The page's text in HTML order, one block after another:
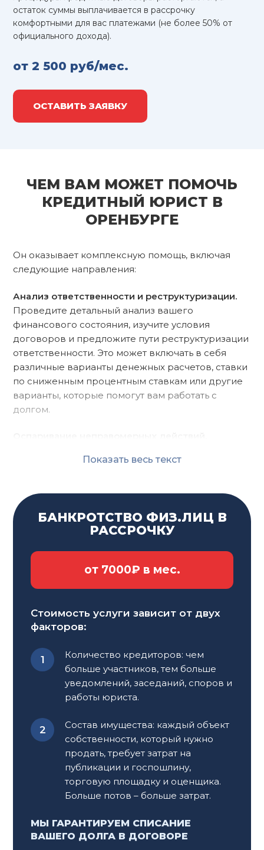
остаток суммы выплачивается в рассрочку
комфортными для вас платежами (не более 50% от
официального дохода).
от 2 500 руб/мес.
ОСТАВИТЬ ЗАЯВКУ
ЧЕМ ВАМ МОЖЕТ ПОМОЧЬ
КРЕДИТНЫЙ ЮРИСТ В
ОРЕНБУРГЕ
Он оказывает комплексную помощь, включая
следующие направления:
Анализ ответственности и реструктуризации.
Проведите детальный анализ вашего
финансового состояния, изучите условия
договоров и предложите пути реструктуризации
ответственности. Это может включать в себя
различные варианты денежных расчетов, ставки
по сниженным процентным ставкам или другие
варианты, которые помогут вам работать с
долгом.
действий банков и коллекторских агентств. Это
штрафов, завышенных процентов или других
нарушений ваших прав как клиента.
Консультации по вопросам банкротства.
вопросам банкротства физических лиц. Он
поможет подготовить все необходимые
Взаимодействие с адвокатом.
кредиторов, что позволяет прекратить звонки и
другие формы давления на клиента. Как только
клиент получает статус банкрота, звонки от
кредиторов становятся незаконными. После того
как представители кредиторов уведомлены
через адвоката, любое обращение к клиенту
также становится незаконным.
Судебное представительство.Если дело
доходит до суда, оно представляет ваши
интересы на судебном заседании. Он готов
ваши права.
Показать весь текст
БАНКРОТСТВО ФИЗ.ЛИЦ В
РАССРОЧКУ
от 7000₽ в мес.
Стоимость услуги зависит от двух
факторов:
Количество кредиторов: чем
больше участников, тем больше
уведомлений, заседаний, споров и
работы юриста.
Состав имущества: каждый объект
собственности, который нужно
продать, требует затрат на
публикации и госпошлину,
торговую площадку и оценщика.
Больше потов – больше затрат.
МЫ ГАРАНТИРУЕМ СПИСАНИЕ
ВАШЕГО ДОЛГА В ДОГОВОРЕ